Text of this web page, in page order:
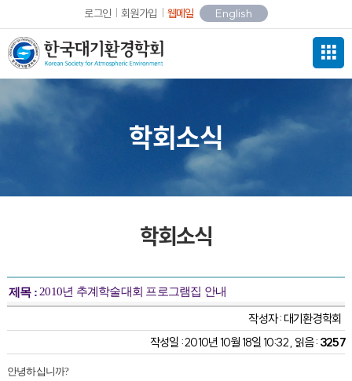
로그인 회원가입 웹메일 English
학회소식
학회소식
제목 :2010년 추계학술대회 프로그램집 안내
작성자 : 대기환경학회
작성일 : 2010년 10월 18일 10:32 , 읽음 : 3257
안녕하십니까?